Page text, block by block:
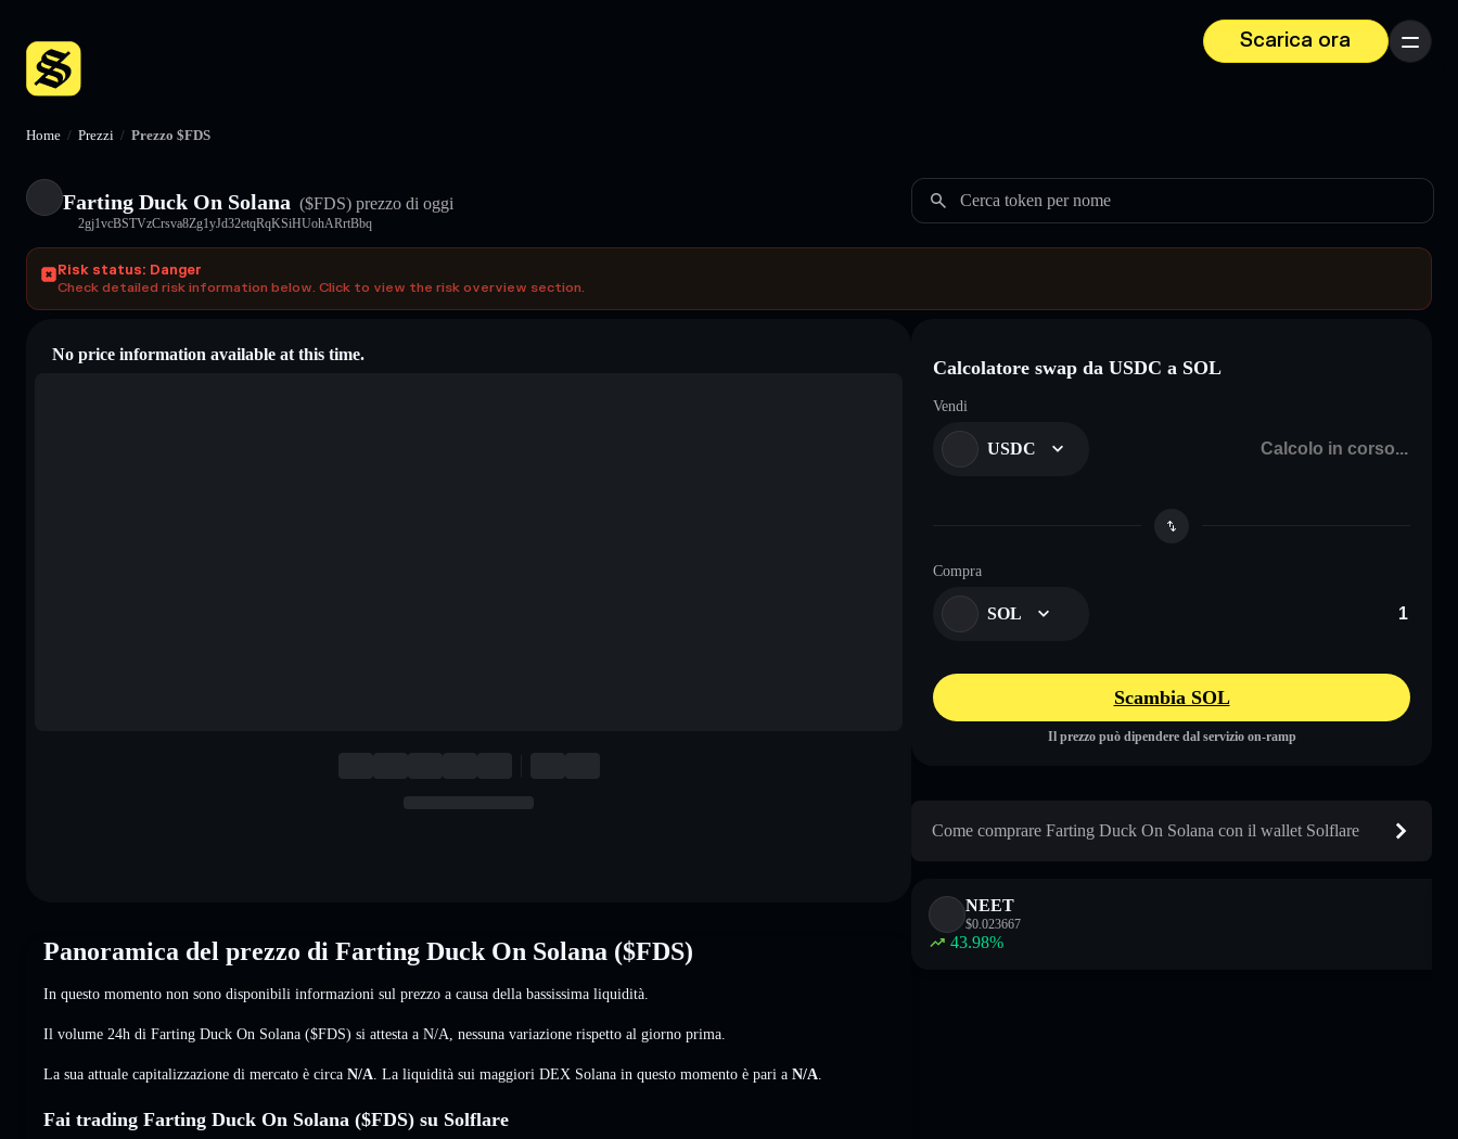
Scarica ora
Menu
Home / Prezzi / Prezzo $FDS
Farting Duck On Solana ($FDS) prezzo di oggi
2gj1vcBSTVzCrsva8Zg1yJd32etqRqKSiHUohARrtBbq
Cerca token per nome
Risk status: Danger
Check detailed risk information below. Click to view the risk overview section.
No price information available at this time.
Panoramica del prezzo di Farting Duck On Solana ($FDS)
In questo momento non sono disponibili informazioni sul prezzo a causa della bassissima liquidità.
Il volume 24h di Farting Duck On Solana ($FDS) si attesta a N/A nessuna variazione rispetto al giorno prima.
La sua attuale capitalizzazione di mercato è circa N/A . La liquidità sui maggiori DEX Solana in questo momento è pari a N/A
Fai trading Farting Duck On Solana ($FDS) su Solflare
Calcolatore swap da USDC a SOL
Vendi
USDC
Compra
SOL
Scambia SOL
Il prezzo può dipendere dal servizio on-ramp
Come comprare Farting Duck On Solana con il wallet Solflare
NEET
$0.023667
43.98%